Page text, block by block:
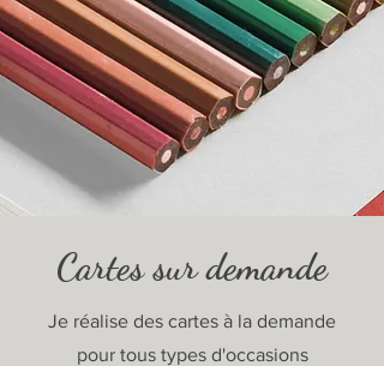
Cartes sur demande
Je réalise des cartes à la demande
pour tous types d'occasions